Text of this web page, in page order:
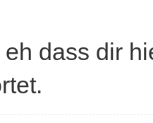
dass dir